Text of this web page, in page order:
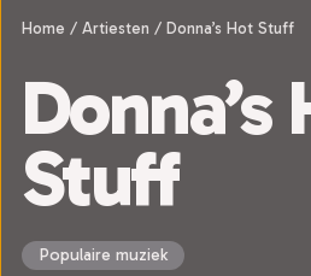
Home / Artiesten / Donna’s Hot Stuff
Donna’s
Stuff
Populaire muziek